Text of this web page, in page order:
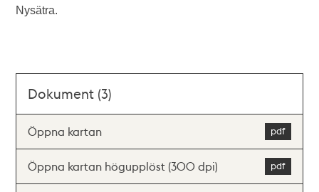
Nysätra.
Dokument (3)
Öppna kartan
Öppna kartan högupplöst (300 dpi)